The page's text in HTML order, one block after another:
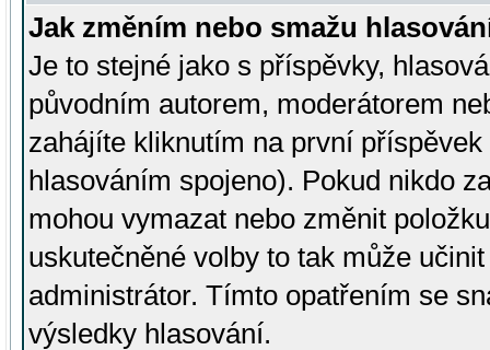
Jak změním nebo smažu
Je to stejné jako s příspěvky,
původním autorem, moderátorem
zahájíte kliknutím na první
hlasováním spojeno). Pokud nikdo
mohou vymazat nebo změnit
uskutečněné volby to tak může
administrátor. Tímto opatřením se
výsledky hlasování.